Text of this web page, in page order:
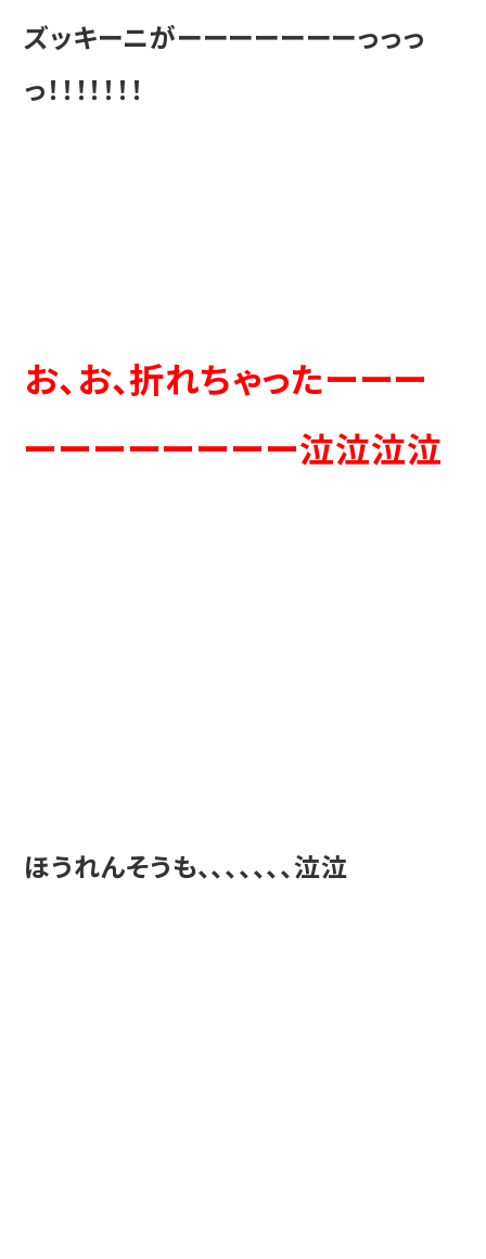
ズッキーニがーーーーーーーっっっ
っ！！！！！！！
お、お、折れちゃったーーー
ーーーーーーーー泣泣泣泣
ほうれんそうも、、、、、、、泣泣